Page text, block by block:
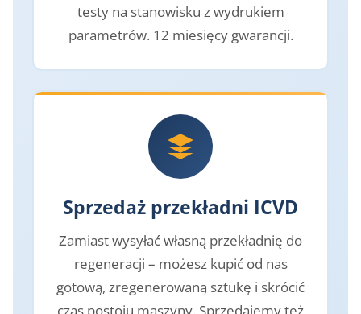
testy na stanowisku z wydrukiem
parametrów. 12 miesięcy gwarancji.
Sprzedaż przekładni ICVD
Zamiast wysyłać własną przekładnię do
regeneracji – możesz kupić od nas
gotową, zregenerowaną sztukę i skrócić
czas postoju maszyny. Sprzedajemy też